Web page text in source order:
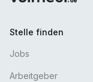
Stelle finden
Jobs
Arbeitgeber